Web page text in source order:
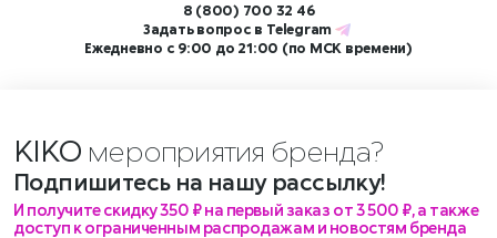
8 (800) 700 32 46
Задать вопрос в Telegram
Ежедневно с 9:00 до 21:00 (по МСК времени)
KIKO мероприятия бренда?
Подпишитесь на нашу рассылку!
И получите скидку 350 ₽ на первый заказ от 3 500 ₽, а также
доступ к ограниченным распродажам и новостям бренда